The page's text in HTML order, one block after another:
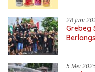
28 Juni
Grebeg
5 Mei